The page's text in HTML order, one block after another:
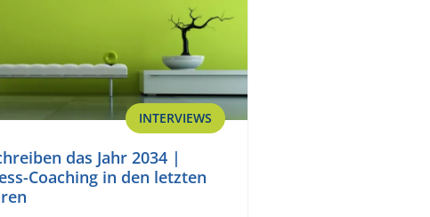
INTERVIEWS
das Jahr 2034 |
Coaching in den letzten